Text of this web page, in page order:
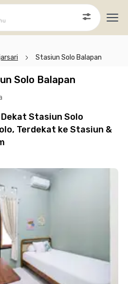
Stasiun Solo Balapan
Solo Balapan
Stasiun Solo
Terdekat ke Stasiun &